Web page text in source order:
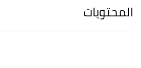
المحتويات